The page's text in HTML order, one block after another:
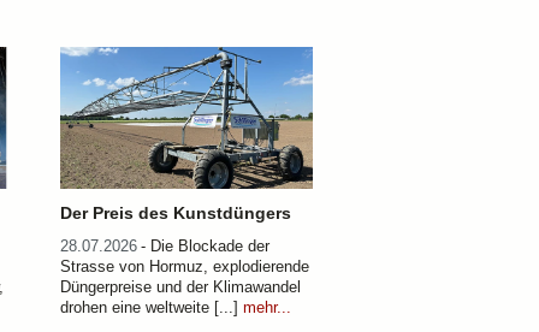
Der Preis des Kunstdüngers
28.07.2026 - Die Blockade der
Strasse von Hormuz, explodierende
Düngerpreise und der Klimawandel
drohen eine weltweite [...] mehr...